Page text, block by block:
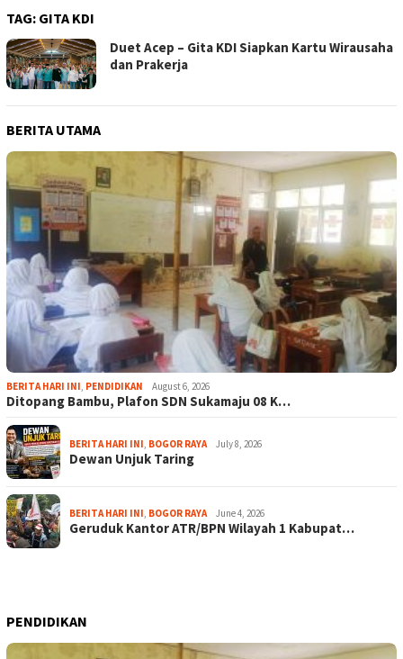
TAG: GITA KDI
Duet Acep – Gita KDI Siapkan Kartu Wirausaha
dan Prakerja
BERITA UTAMA
BERITA HARI INI, PENDIDIKAN August 6, 2026
Ditopang Bambu, Plafon SDN Sukamaju 08 K…
BERITA HARI INI, BOGOR RAYA July 8, 2026
Dewan Unjuk Taring
BERITA HARI INI, BOGOR RAYA June 4, 2026
Geruduk Kantor ATR/BPN Wilayah 1 Kabupat…
PENDIDIKAN